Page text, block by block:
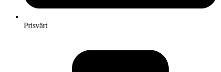
Prisvärt